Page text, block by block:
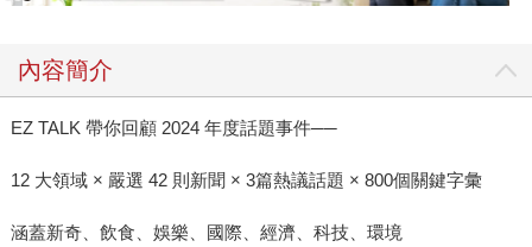
內容簡介
EZ TALK 帶你回顧 2024 年度話題事件──
12 大領域 × 嚴選 42 則新聞 × 3篇熱議話題 × 800個關鍵字彙
涵蓋新奇、飲食、娛樂、國際、經濟、科技、環境